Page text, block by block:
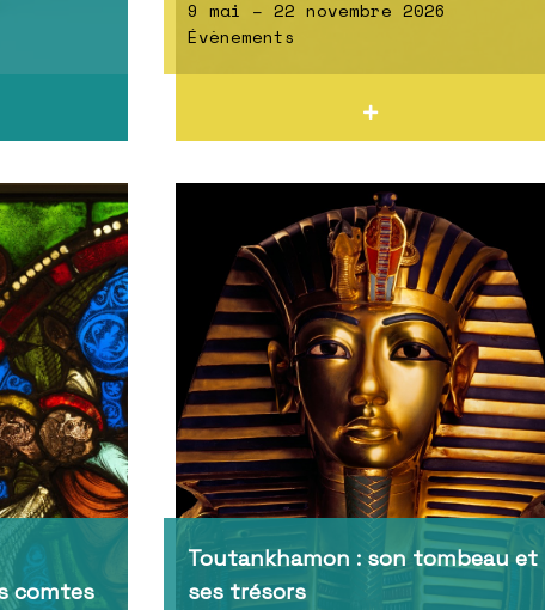
9 mai – 22 novembre 2026
Évènements
comtes
Toutankhamon : son tombeau et
ses trésors